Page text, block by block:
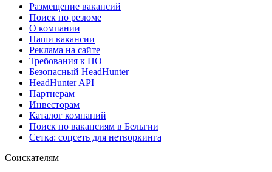
Размещение вакансий
Поиск по резюме
О компании
Наши вакансии
Реклама на сайте
Требования к ПО
Безопасный HeadHunter
HeadHunter API
Партнерам
Инвесторам
Каталог компаний
Поиск по вакансиям в Бельгии
Сетка: соцсеть для нетворкинга
Соискателям